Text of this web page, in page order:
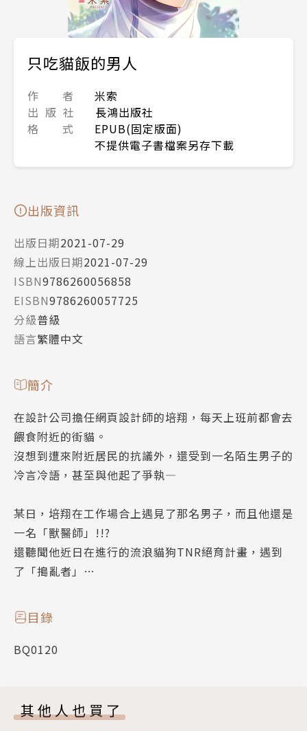
只吃貓飯的男人
作 者
米索
出 版 社
長鴻出版社
格 式
EPUB(固定版面)
不提供電子書檔案另存下載
出版資訊
出版日期2021-07-29
線上出版日期2021-07-29
ISBN9786260056858
EISBN9786260057725
分級普級
語言繁體中文
簡介
在設計公司擔任網頁設計師的培翔，每天上班前都會去
餵食附近的街貓。
沒想到遭來附近居民的抗議外，還受到一名陌生男子的
冷言冷語，甚至與他起了爭執—
某日，培翔在工作場合上遇見了那名男子，而且他還是
一名「獸醫師」!!?
還聽聞他近日在進行的流浪貓狗TNR絕育計畫，遇到
了「搗亂者」…
目錄
BQ0120
其他人也買了